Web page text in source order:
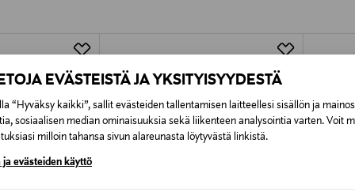
EVÄSTEISTÄ JA YKSITYISYYDESTÄ
“Hyväksy kaikki”, sallit evästeiden tallentamisen laitteellesi sisällön ja
sosiaalisen median ominaisuuksia sekä liikenteen analysointia varten. Voit
milloin tahansa sivun alareunasta löytyvästä linkistä.
ja evästeiden käyttö
Alk. 6,90 €, kun toimitus on